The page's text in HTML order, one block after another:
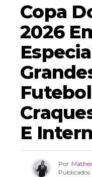
Copa
2026
E
Por
Publicados